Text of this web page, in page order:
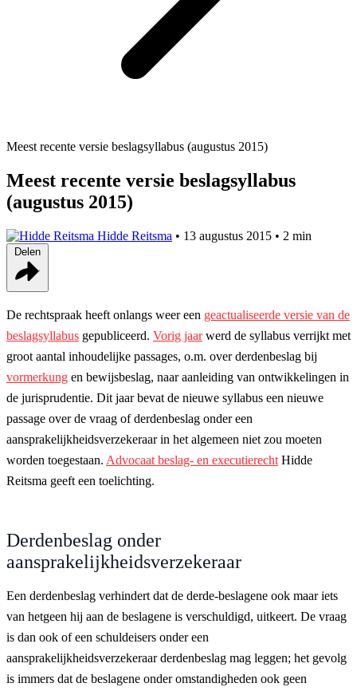
Meest recente versie beslagsyllabus (augustus 2015)
Meest recente versie beslagsyllabus
(augustus 2015)
Hidde Reitsma • 13 augustus 2015 • 2 min
De rechtspraak heeft onlangs weer een geactualiseerde versie van de
beslagsyllabus gepubliceerd. Vorig jaarwerd de syllabus verrijkt met
groot aantal inhoudelijke passages, o.m. over derdenbeslag bij
vormerkung en bewijsbeslag, naar aanleiding van ontwikkelingen in
de jurisprudentie. Dit jaar bevat de nieuwe syllabus een nieuwe
passage over de vraag of derdenbeslag onder een
aansprakelijkheidsverzekeraar in het algemeen niet zou moeten
worden toegestaan. Advocaat beslag- en executierecht Hidde
Reitsma geeft een toelichting.
Derdenbeslag onder
aansprakelijkheidsverzekeraar
Een derdenbeslag verhindert dat de derde-beslagene ook maar iets
van hetgeen hij aan de beslagene is verschuldigd, uitkeert. De vraag
is dan ook of een schuldeisers onder een
aansprakelijkheidsverzekeraar derdenbeslag mag leggen; het gevolg
is immers dat de beslagene onder omstandigheden ook geen